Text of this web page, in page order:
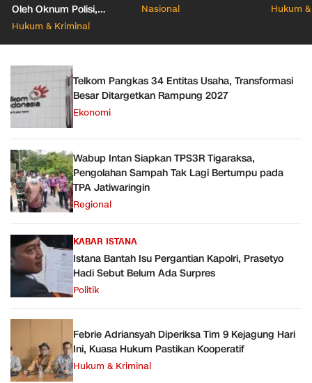
Oleh Oknum Polisi,
Propam Mabes Polri
Hukum & Kriminal
388 Ribu Sekolah
Nasional
Pacar
Hukum
Telkom Pangkas 34 Entitas Usaha, Transformasi
Besar Ditargetkan Rampung 2027
Ekonomi
Wabup Intan Siapkan TPS3R Tigaraksa,
Pengolahan Sampah Tak Lagi Bertumpu pada
TPA Jatiwaringin
Regional
KABAR ISTANA
Istana Bantah Isu Pergantian Kapolri, Prasetyo
Hadi Sebut Belum Ada Surpres
Politik
Febrie Adriansyah Diperiksa Tim 9 Kejagung Hari
Ini, Kuasa Hukum Pastikan Kooperatif
Hukum & Kriminal